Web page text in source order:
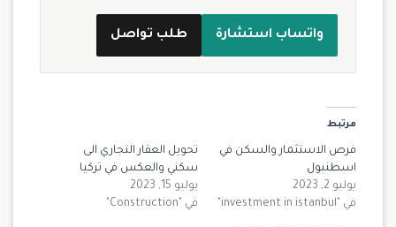
واتساب استشارة طلب تواصل
مرتبط
فرص الاستثمار والسكن في
اسطنبول
يوليو 2, 2023
في "investment in istanbul"
تحويل العقار التجاري الى
سكني والعكس في تركيا
يوليو 15, 2023
في "Construction"